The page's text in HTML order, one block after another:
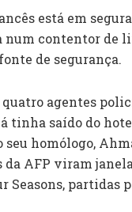
está em
num contentor de
de segurança.
agentes
tinha saído do
homólogo,
da AFP viram
Seasons, partidas